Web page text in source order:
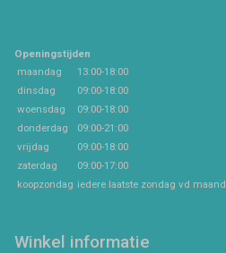
Openingstijden
maandag
13:00-18:00
dinsdag
09:00-18:00
woensdag
09:00-18:00
donderdag
09:00-21:00
vrijdag
09:00-18:00
zaterdag
09:00-17:00
koopzondag iedere laatste zondag vd maand
Winkel informatie